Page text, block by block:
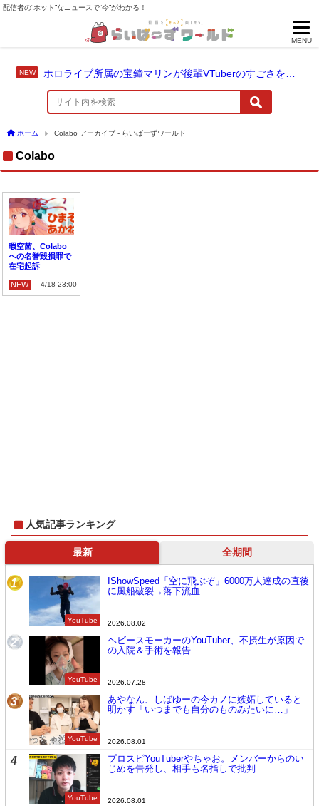
配信者の“ホット”なニュースで“今”がわかる！
MENU
ホーム Colabo アーカイブ - らいばーずワールド
Colabo
暇空茜、Colabo
への名誉毀損罪で
在宅起訴
NEW 4/18 23:00
人気記事ランキング
最新 全期間
1
YouTube
IShowSpeed「空に飛ぶぞ」6000万人達成の直後
に風船破裂→落下流血
2026.08.02
2
YouTube
ヘビースモーカーのYouTuber、不摂生が原因で
の入院＆手術を報告
2026.07.28
3
YouTube
あやなん、しばゆーの今カノに嫉妬していると
明かす「いつまでも自分のものみたいに…」
2026.08.01
4
YouTube
プロスピYouTuberやちゃお。メンバーからのい
じめを告発し、相手も名指しで批判
2026.08.01